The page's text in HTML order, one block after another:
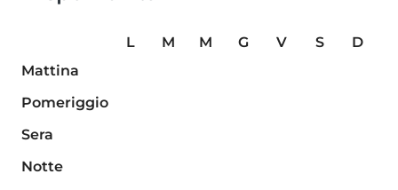
L M M G V S
D
Mattina
Pomeriggio
Sera
Notte